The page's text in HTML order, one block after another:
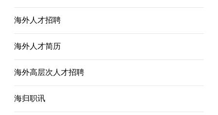
海外人才招聘
海外人才简历
海外高层次人才招聘
海归职讯